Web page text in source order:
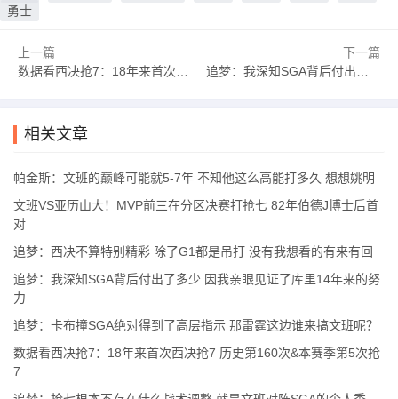
是故意的。这绝对是高层下达的指令。我不是说谁特意安排的，但
是个战士，我来搞定他’。”
就是我要问的问题。如果他们要干掉亚历山大，雷霆这边谁站出来
相关链接→小伙子挺狠！卡特·布莱恩特冲击撞翻亚历山大 普通犯规
未升级
勇士
上一篇
数据看西决抢7：18年来首次西决抢7 历史第160次&本赛季第5次抢7
下一篇
追梦：我深知SGA背后付出了多少 因我亲眼见证了库里14年来的努力
相关文章
帕金斯：文班的巅峰可能就5-7年 不知他这么高能打多久 想想姚明
文班VS亚历山大！MVP前三在分区决赛打抢七 82年伯德J博士后首
对
追梦：西决不算特别精彩 除了G1都是吊打 没有我想看的有来有回
追梦：我深知SGA背后付出了多少 因我亲眼见证了库里14年来的努
力
追梦：卡布撞SGA绝对得到了高层指示 那雷霆这边谁来搞文班呢？
数据看西决抢7：18年来首次西决抢7 历史第160次&本赛季第5次抢
7